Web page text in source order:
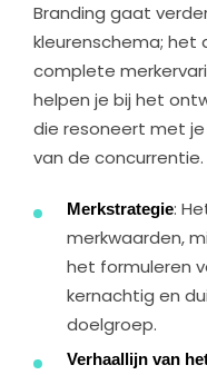
Branding gaat
kleurenschema; het
complete
helpen je bij het
die resoneert met
van de
Merkstrategie:
merkwaarden,
het formuleren
kernachtig en
doelgroep.
Verhaallijn van